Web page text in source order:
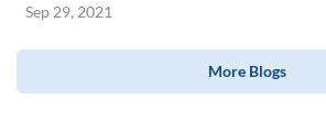
Sep 29, 2021
More Blogs